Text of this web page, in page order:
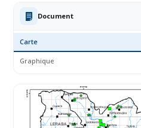
Document
Carte
Graphique